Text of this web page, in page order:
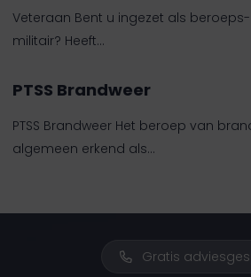
Veteraan Bent u ingezet als
militair? Heeft…
PTSS Brandweer
PTSS Brandweer Het beroep van
algemeen erkend als…
Gratis